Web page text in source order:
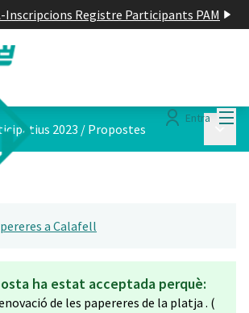
-Inscripcions Registre Participants PAM
Entra
2023 / Propostes
a Calafell
ha estat acceptada perquè:
de les papereres de la platja . (